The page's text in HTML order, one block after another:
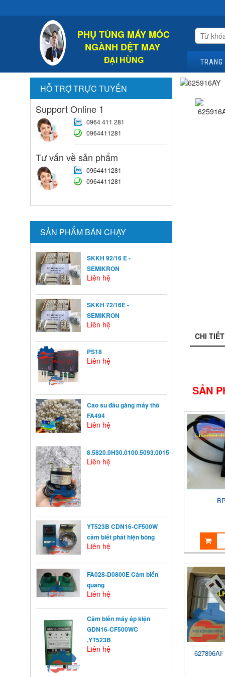
PHỤ TÙNG MÁY MÓC
NGÀNH DỆT MAY
ĐẠI HÙNG TRANG
HỖ TRỢ TRỰC TUYẾN
Support Online 1
0964 411 281
0964411281
Tư vấn về sản phẩm
0964411281
0964411281
SẢN PHẨM BÁN CHẠY
SKKH 92/16 E -
SEMIKRON
Liên hệ
SKKH 72/16E -
SEMIKRON
Liên hệ
PS18
Liên hệ
Cao su đầu gàng máy thô
FA494
Liên hệ
8.5820.0H30.0100.5093.0015
Liên hệ
YT523B CDN16-CF500W
cảm biết phát hiện bông
Liên hệ
FA028-D0800E Cảm biến
quang
Liên hệ
Cảm biến máy ép kiện
GDN16-CF500WC
,YT523B
Liên hệ
KHỞI ĐỘNG TỪ LÀ GÌ?
Khởi động từ (KĐT) là một loại
khí cụ điện dùng ...
NGUYÊN NHÂN ẢNH
CHI TIẾT
SẢN